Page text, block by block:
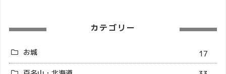
カテゴリー
お城
17